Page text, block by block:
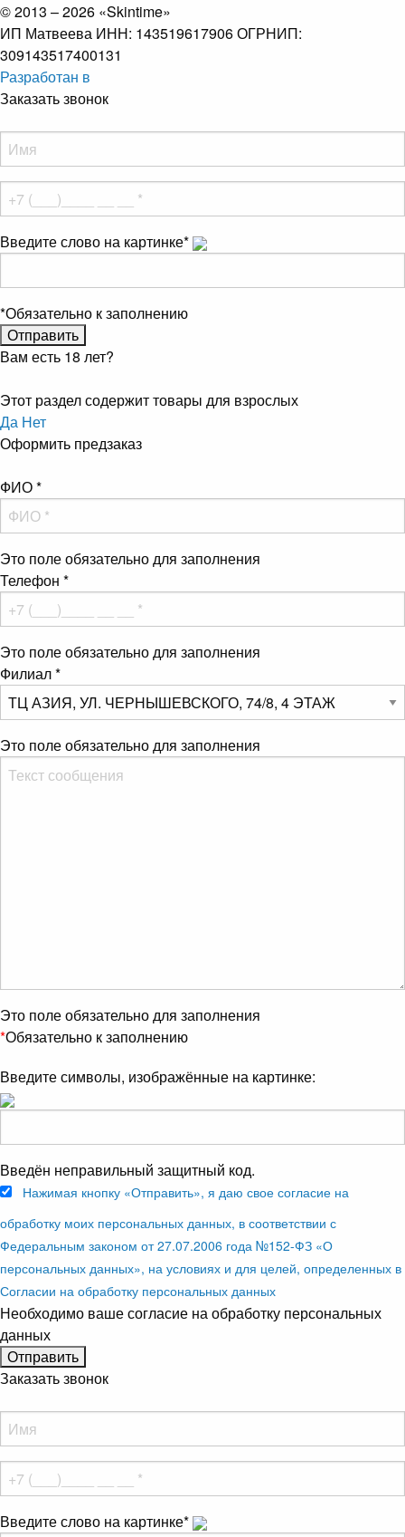
© 2013 – 2026 «Skintime»
ИП Матвеева ИНН: 143519617906 ОГРНИП:
309143517400131
Разработан в
Заказать звонок
Введите слово на картинке*
*Обязательно к заполнению
Вам есть 18 лет?
Этот раздел содержит товары для взрослых
Да Нет
Оформить предзаказ
ФИО*
Это поле обязательно для заполнения
Телефон *
Это поле обязательно для заполнения
Филиал*
Это поле обязательно для заполнения
Это поле обязательно для заполнения
*Обязательно к заполнению
Введите символы, изображённые на картинке:
Введён неправильный защитный код.
Нажимая кнопку «Отправить», я даю свое согласие на
обработку моих персональных данных, в соответствии с
Федеральным законом от 27.07.2006 года №152-ФЗ «О
персональных данных», на условиях и для целей, определенных в
Согласии на обработку персональных данных
Необходимо ваше согласие на обработку персональных
данных
Заказать звонок
Введите слово на картинке*